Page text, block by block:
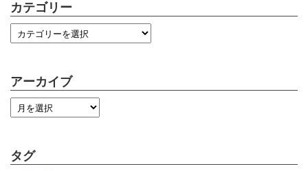
カテゴリー
アーカイブ
タグ